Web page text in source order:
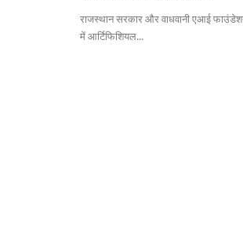
राजस्थान सरकार और वाधवानी एआई
में आर्टिफिशियल...